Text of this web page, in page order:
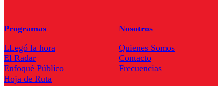
Programas
LLegó la hora
El Radar
Enfoqué Público
Hoja de Ruta
Nosotros
Quienes Somos
Contacto
Frecuencias